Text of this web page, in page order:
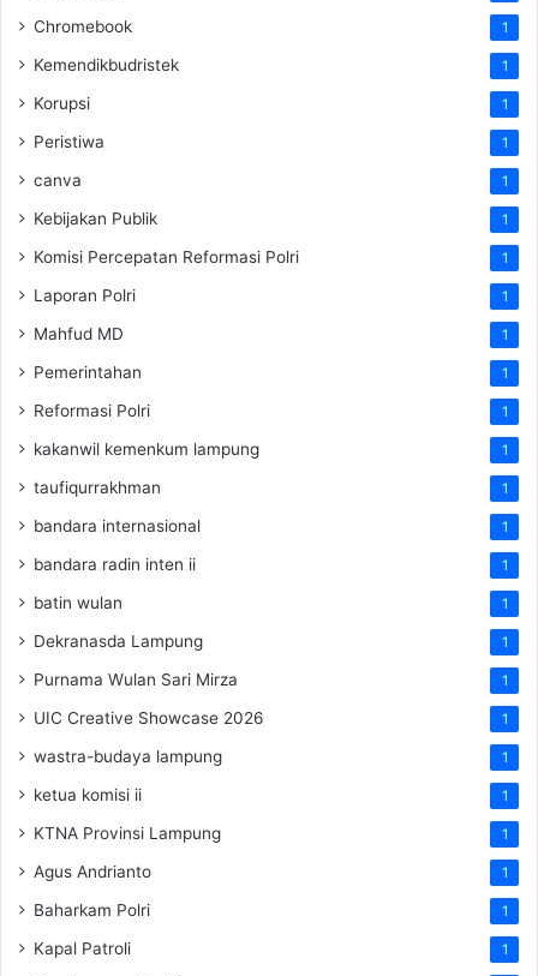
Chromebook 1
Kemendikbudristek 1
Korupsi 1
Peristiwa 1
canva 1
Kebijakan Publik 1
Komisi Percepatan Reformasi Polri 1
Laporan Polri 1
Mahfud MD 1
Pemerintahan 1
Reformasi Polri 1
kakanwil kemenkum lampung 1
taufiqurrakhman 1
bandara internasional 1
bandara radin inten ii 1
batin wulan 1
Dekranasda Lampung 1
Purnama Wulan Sari Mirza 1
UIC Creative Showcase 2026 1
wastra-budaya lampung 1
ketua komisi ii 1
KTNA Provinsi Lampung 1
Agus Andrianto 1
Baharkam Polri 1
Kapal Patroli 1